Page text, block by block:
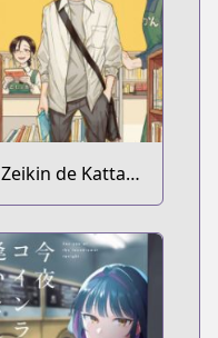
Zeikin de Katta
Hon